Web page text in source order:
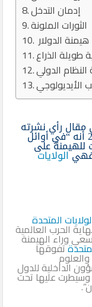
إدمان التدخل
الثورات الملونة
هيمنة الدولار
طويلة الذراع
الدولي
الأيديولوجي
– جاء في مقال رأي نشرته
)) في أكتوبر 2020 أنه “في أوائل
للهيمنة على
فهيالولايات
المتحدة
الحرب العالمية
وراء الهيمنة
تفوقها
الداخلية للدول
وسيطرت عليها تحت